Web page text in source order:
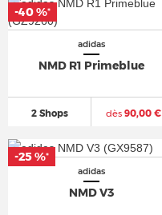
adidas
NMD R1 Primeblue
2 Shops dès90,00 €
-40 %*
adidas
NMD V3
-25 %*